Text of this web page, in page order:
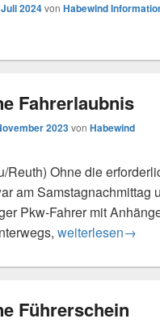
2024von Habewind
abgelaufener
Fahrerlaubnis
2023von Habewind
Reuth) Ohne die
am Samstagnachmittag
Pkw-Fahrer mit
Fahren ohne
weiterlesen→
Führerschein